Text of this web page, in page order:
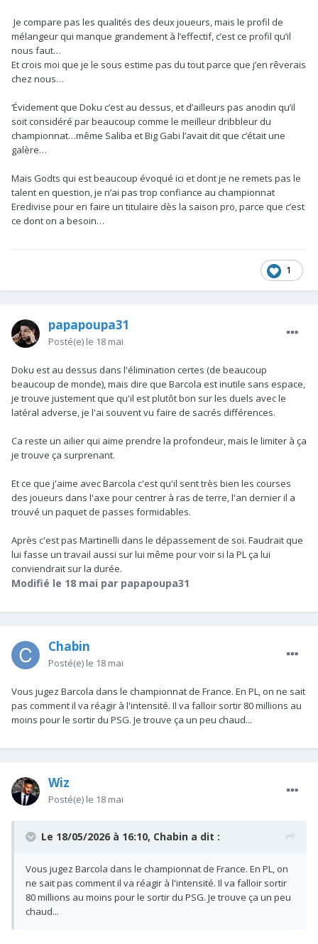
Je compare pas les qualités des deux joueurs, mais le profil de
mélangeur qui manque grandement à l’effectif, c’est ce profil qu’il
nous faut…
Et crois moi que je le sous estime pas du tout parce que j’en rêverais
chez nous…
‘Évidement que Doku c’est au dessus, et d’ailleurs pas anodin qu’il
soit considéré par beaucoup comme le meilleur dribbleur du
championnat…même Saliba et Big Gabi l’avait dit que c’était une
galère…
Mais Godts qui est beaucoup évoqué ici et dont je ne remets pas le
talent en question, je n’ai pas trop confiance au championnat
Eredivise pour en faire un titulaire dès la saison pro, parce que c’est
ce dont on a besoin…
1
papapoupa31
Posté(e) le 18 mai
Doku est au dessus dans l'élimination certes (de beaucoup
beaucoup de monde), mais dire que Barcola est inutile sans espace,
je trouve justement que qu'il est plutôt bon sur les duels avec le
latéral adverse, je l'ai souvent vu faire de sacrés différences.
Ca reste un ailier qui aime prendre la profondeur, mais le limiter à ça
je trouve ça surprenant.
Et ce que j'aime avec Barcola c'est qu'il sent très bien les courses
des joueurs dans l'axe pour centrer à ras de terre, l'an dernier il a
trouvé un paquet de passes formidables.
Après c'est pas Martinelli dans le dépassement de soi. Faudrait que
lui fasse un travail aussi sur lui même pour voir si la PL ça lui
conviendrait sur la durée.
Modifié le 18 mai par papapoupa31
Chabin
Posté(e) le 18 mai
Vous jugez Barcola dans le championnat de France. En PL, on ne sait
pas comment il va réagir à l'intensité. Il va falloir sortir 80 millions au
moins pour le sortir du PSG. Je trouve ça un peu chaud...
Wiz
Posté(e) le 18 mai
Le 18/05/2026 à 16:10, Chabin a dit :
Vous jugez Barcola dans le championnat de France. En PL, on
ne sait pas comment il va réagir à l'intensité. Il va falloir sortir
80 millions au moins pour le sortir du PSG. Je trouve ça un peu
chaud...